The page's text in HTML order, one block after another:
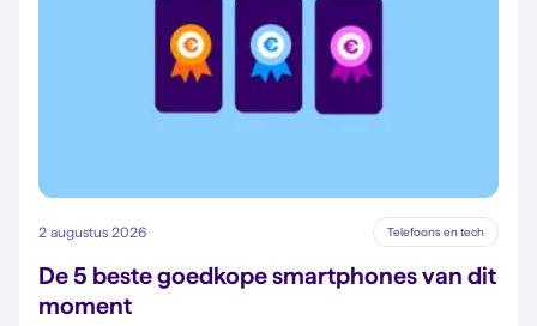
2 augustus 2026 Telefoons en tech
De 5 beste goedkope smartphones van dit
moment